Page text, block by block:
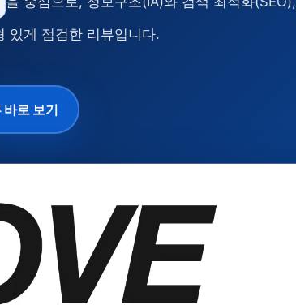
있게 점검한 리뷰입니다.
바로 보기